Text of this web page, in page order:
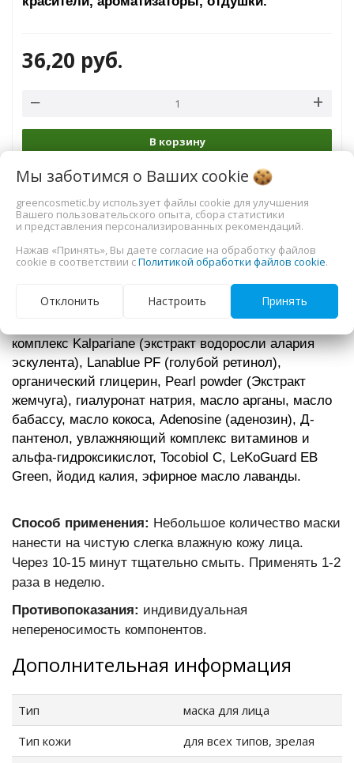
36,20 руб.
В корзину
Характеристики
термальная вода, отвар ламинарии,
эмульгатор Olivem 1000, мочевина, экстракт
комплекс Kalpariane (экстракт водоросли алария
эскулента), Lanablue PF (голубой ретинол),
органический глицерин, Pearl powder (Экстракт
жемчуга), гиалуронат натрия, масло арганы, масло
бабассу, масло кокоса, Adenosine (аденозин), Д-
пантенол, увлажняющий комплекс витаминов и
альфа-гидроксикислот, Tocobiol C, LeKoGuard EB
Green, йодид калия, эфирное масло лаванды.
Способ применения: Небольшое количество маски
нанести на чистую слегка влажную кожу лица.
Через 10-15 минут тщательно смыть. Применять 1-2
раза в неделю.
Противопоказания: индивидуальная
непереносимость компонентов.
Дополнительная информация
Тип
маска для лица
Тип кожи
для всех типов, зрелая
Мы заботимся о Ваших cookie
greencosmetic.by использует файлы cookie для улучшения
Вашего пользовательского опыта, сбора статистики
и представления персонализированных рекомендаций.
Нажав «Принять», Вы даете согласие на обработку файлов
cookie в соответствии сПолитикой обработки файлов cookie.
Отклонить Настроить Принять